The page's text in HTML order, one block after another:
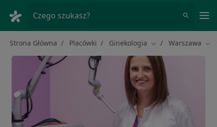
Czego szukasz?
Strona Główna Placówki Ginekologia Zmień miasto
Warszawa